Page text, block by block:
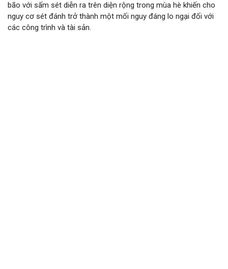
bão với sấm sét diễn ra trên diện rộng trong mùa hè khiến cho
nguy cơ sét đánh trở thành một mối nguy đáng lo ngại đối với
các công trình và tài sản.